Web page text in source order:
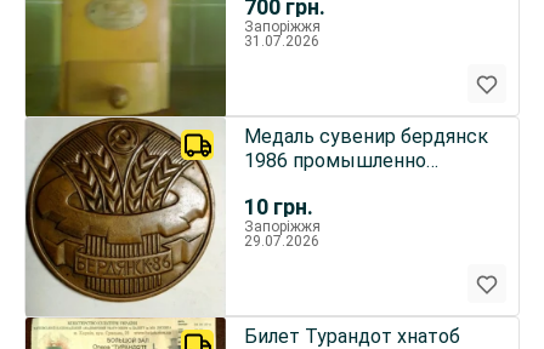
700 грн.
Ретро
Запоріжжя
31.07.2026
10 грн.
Медаль сувенир бердянск
1986 промышленно
выставка
Запоріжжя
29.07.2026
Билет Турандот хнатоб